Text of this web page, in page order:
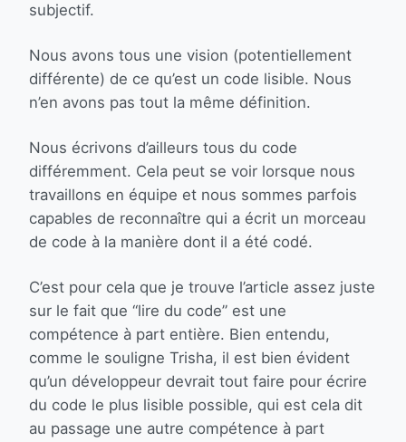
subjectif.
Nous avons tous une vision (potentiellement
différente) de ce qu’est un code lisible. Nous
n’en avons pas tout la même définition.
Nous écrivons d’ailleurs tous du code
différemment. Cela peut se voir lorsque nous
travaillons en équipe et nous sommes parfois
capables de reconnaître qui a écrit un morceau
de code à la manière dont il a été codé.
C’est pour cela que je trouve l’article assez juste
sur le fait que “lire du code” est une
compétence à part entière. Bien entendu,
comme le souligne Trisha, il est bien évident
qu’un développeur devrait tout faire pour écrire
du code le plus lisible possible, qui est cela dit
au passage une autre compétence à part